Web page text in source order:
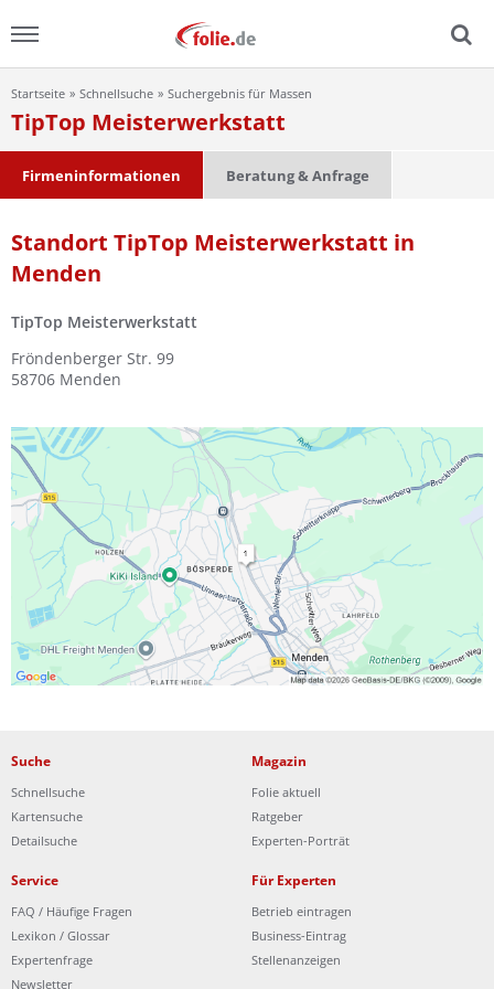
Menu
Home
Ratgeber
FAQ
Lexikon
Video
Ist Ihre Werkstatt schon dabei?
Kostenlos eintragen
Startseite Schnellsuche Suchergebnis für Massen
TipTop Meisterwerkstatt
Firmeninformationen Beratung & Anfrage
Standort TipTop Meisterwerkstatt in
Menden
TipTop Meisterwerkstatt
Fröndenberger Str. 99
58706 Menden
Suche
Schnellsuche
Kartensuche
Detailsuche
Magazin
Folie aktuell
Ratgeber
Experten-Porträt
Service
FAQ / Häufige Fragen
Lexikon / Glossar
Expertenfrage
Newsletter
Für Experten
Betrieb eintragen
Business-Eintrag
Stellenanzeigen